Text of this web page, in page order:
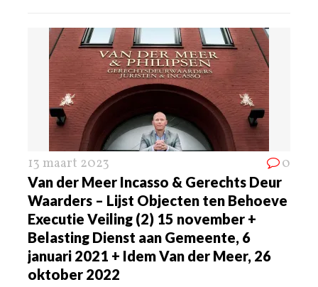
13 maart 2023 0
Van der Meer Incasso & Gerechts Deur
Waarders – Lijst Objecten ten Behoeve
Executie Veiling (2) 15 november +
Belasting Dienst aan Gemeente, 6
januari 2021 + Idem Van der Meer, 26
oktober 2022